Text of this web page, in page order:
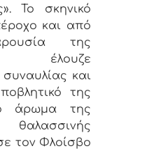
Το σκηνικό
και από
της
έλουζε
και
της
άρωμα της
θαλασσινής
τον Φλοίσβο